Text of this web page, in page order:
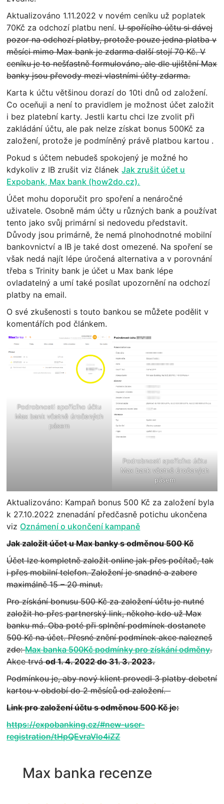
Aktualizováno 1.11.2022 v novém ceníku už poplatek
70Kč za odchozí platbu není.U spořícího účtu si dávej
pozor na odchozí platby, protože pouze jedna platba v
měsíci mimo Max bank je zdarma další stojí 70 Kč. V
ceníku je to nešťastně formulováno, ale dle ujištění Max
banky jsou převody mezi vlastními účty zdarma.
Karta k účtu většinou dorazí do 10ti dnů od založení.
Co oceňuji a není to pravidlem je možnost účet založit
i bez platební karty. Jestli kartu chci lze zvolit při
zakládání účtu, ale pak nelze získat bonus 500Kč za
založení, protože je podmíněný právě platbou kartou .
Pokud s účtem nebudeš spokojený je možné ho
kdykoliv z IB zrušit viz článekJak zrušit účet u
Expobank, Max bank (how2do.cz).
Účet mohu doporučit pro spoření a nenáročné
uživatele. Osobně mám účty u různých bank a používat
tento jako svůj primární si nedovedu představit.
Důvody jsou primárně, že nemá plnohodnotné mobilní
bankovnictví a IB je také dost omezené. Na spoření se
však nedá najít lépe úročená alternativa a v porovnání
třeba s Trinity bank je účet u Max bank lépe
ovladatelný a umí také posílat upozornění na odchozí
platby na email.
O své zkušenosti s touto bankou se můžete podělit v
komentářích pod článkem.
Podrobnosti spořícího účtu
Max bank včetně úročených
pásem
Podrobnosti spořícího účtu
Max bank včetně úročených
pásem
Aktualizováno: Kampaň bonus 500 Kč za založení byla
k 27.10.2022 znenadání předčasně potichu ukončena
viz Oznámení o ukončení kampaně
Jak založit účet u Max banky s odměnou 500 Kč
Účet lze kompletně založit online jak přes počítač, tak
i přes mobilní telefon. Založení je snadné a zabere
maximálně 15 – 20 minut.
Pro získání bonusu 500 Kč za založení účtu je nutné
založit ho přespartnerský link, někoho kdo už Max
banku má. Oba poté při splnění podmínek dostanete
500 Kč na účet. Přesné znění podmínek akce nalezneš
zde:Max banka 500Kč podmínky pro získání odměny.
Akce trváod 1. 4. 2022 do 31. 3. 2023.
Podmínkou je, aby nový klient provedl 3 platby debetní
kartou v období do 2 měsíců od založení.
Link pro založení účtu s odměnou 500 Kč je:
https://expobanking.cz/#new-user-
registration/tHpQEvraVlo4iZZ
Max banka recenze